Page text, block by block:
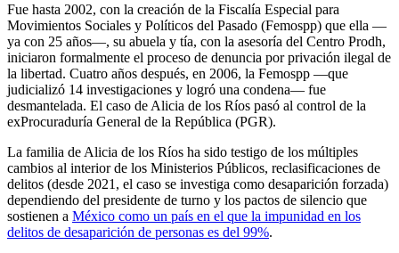
Fue hasta 2002, con la creación de la Fiscalía Especial para
Movimientos Sociales y Políticos del Pasado (Femospp) que ella —
ya con 25 años—, su abuela y tía, con la asesoría del Centro Prodh,
iniciaron formalmente el proceso de denuncia por privación ilegal de
la libertad. Cuatro años después, en 2006, la Femospp —que
judicializó 14 investigaciones y logró una condena— fue
desmantelada. El caso de Alicia de los Ríos pasó al control de la
exProcuraduría General de la República (PGR).
La familia de Alicia de los Ríos ha sido testigo de los múltiples
cambios al interior de los Ministerios Públicos, reclasificaciones de
delitos (desde 2021, el caso se investiga como desaparición forzada)
dependiendo del presidente de turno y los pactos de silencio que
sostienen a México como un país en el que la impunidad en los
delitos de desaparición de personas es del 99%.